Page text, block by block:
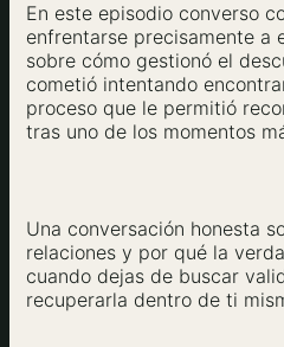
En este episodio converso
enfrentarse precisamente a
sobre cómo gestionó el
cometió intentando
proceso que le permitió
tras uno de los momentos
Una conversación honesta
relaciones y por qué la
cuando dejas de buscar
recuperarla dentro de ti